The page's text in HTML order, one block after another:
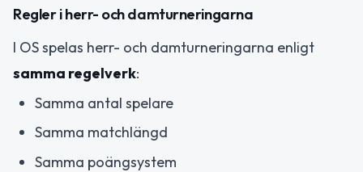
Regler i herr- och damturneringarna
I OS spelas herr- och damturneringarna enligt
samma regelverk:
Samma antal spelare
Samma matchlängd
Samma poängsystem